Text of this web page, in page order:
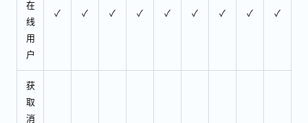
在
线
用
户
✓ ✓ ✓ ✓ ✓ ✓ ✓ ✓ ✓
获
取
消